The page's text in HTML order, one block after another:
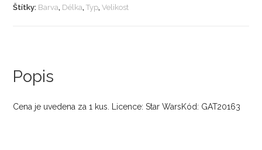
Štítky: Barva, Délka,Typ,Velikost
Popis
Cena je uvedena za 1 kus. Licence: Star WarsKód: GAT20163